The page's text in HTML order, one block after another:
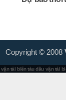
Copyright © 2008
vận tải biển tàu dầu vận tải